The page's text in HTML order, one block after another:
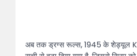
अब तक ड्रग्स रूल्स, 1945 के शेड्यूल K के